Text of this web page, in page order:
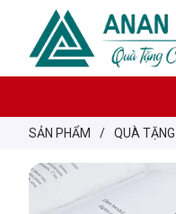
SẢN PHẨM / QUÀ